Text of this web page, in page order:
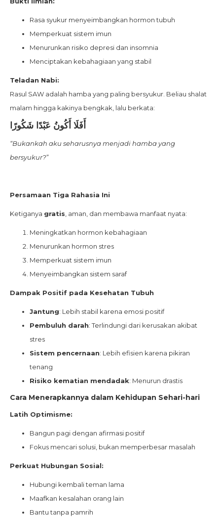
Rasa syukur menyeimbangkan hormon tubuh
Memperkuat sistem imun
Menurunkan risiko depresi dan insomnia
Menciptakan kebahagiaan yang stabil
Teladan Nabi:
Rasul SAW adalah hamba yang paling bersyukur. Beliau shalat
malam hingga kakinya bengkak, lalu berkata:
أَفَلَا أَكُونُ عَبْدًا شَكُورًا
“Bukankah aku seharusnya menjadi hamba yang
bersyukur?”
Persamaan Tiga Rahasia Ini
Ketiganya gratis, aman, dan membawa manfaat nyata:
Meningkatkan hormon kebahagiaan
Menurunkan hormon stres
Memperkuat sistem imun
Menyeimbangkan sistem saraf
Dampak Positif pada Kesehatan Tubuh
Jantung: Lebih stabil karena emosi positif
Pembuluh darah: Terlindungi dari kerusakan akibat
stres
Sistem pencernaan: Lebih efisien karena pikiran
tenang
Risiko kematian mendadak: Menurun drastis
Cara Menerapkannya dalam Kehidupan Sehari-hari
Latih Optimisme:
Bangun pagi dengan afirmasi positif
Fokus mencari solusi, bukan memperbesar masalah
Perkuat Hubungan Sosial:
Hubungi kembali teman lama
Maafkan kesalahan orang lain
Bantu tanpa pamrih